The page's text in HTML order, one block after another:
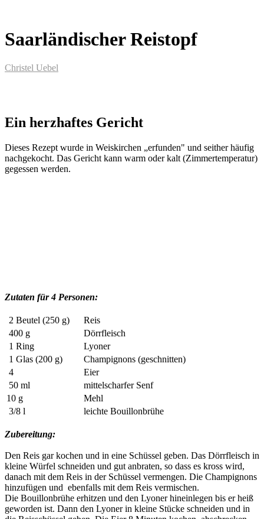
Saarländischer Reistopf
Christel Uebel
Ein herzhaftes Gericht
Dieses Rezept wurde in Weiskirchen „erfunden" und seither häufig
nachgekocht. Das Gericht kann warm oder kalt (Zimmertemperatur)
gegessen werden.
Zutaten für 4 Personen:
2 Beutel (250 g)
Reis
400 g
Dörrfleisch
1 Ring
Lyoner
1 Glas (200 g)
Champignons (geschnitten)
4
Eier
50 ml
mittelscharfer Senf
10 g
Mehl
3/8 l
leichte Bouillonbrühe
Zubereitung:
Den Reis gar kochen und in eine Schüssel geben. Das Dörrfleisch in
kleine Würfel schneiden und gut anbraten, so dass es kross wird,
danach mit dem Reis in der Schüssel vermengen. Die Champignons
hinzufügen und ebenfalls mit dem Reis vermischen.
Die Bouillonbrühe erhitzen und den Lyoner hineinlegen bis er heiß
geworden ist. Dann den Lyoner in kleine Stücke schneiden und in